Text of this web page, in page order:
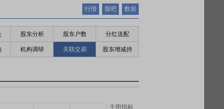
行情 股吧 数据
股东分析 股东户数 分红送配
机构调研 关联交易 股东增减持
主图指标